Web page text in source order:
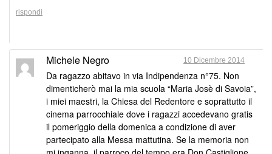
rispondi
Michele Negro 10 Dicembre 2014
Da ragazzo abitavo in via Indipendenza n°75. Non
dimenticherò mai la mia scuola “Maria Josè di Savoia”,
i miei maestri, la Chiesa del Redentore e soprattutto il
cinema parrocchiale dove i ragazzi accedevano gratis
il pomeriggio della domenica a condizione di aver
partecipato alla Messa mattutina. Se la memoria non